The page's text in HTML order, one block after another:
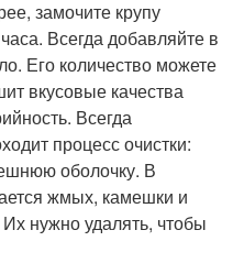
замочите крупу
Всегда добавляйте в
Его количество можете
вкусовые качества
Всегда
процесс очистки:
оболочку. В
жмых, камешки и
нужно удалять, чтобы